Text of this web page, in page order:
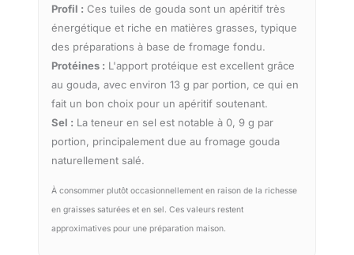
Profil : Ces tuiles de gouda sont un apéritif très
énergétique et riche en matières grasses, typique
des préparations à base de fromage fondu.
Protéines : L'apport protéique est excellent grâce
au gouda, avec environ 13 g par portion, ce qui en
fait un bon choix pour un apéritif soutenant.
Sel : La teneur en sel est notable à 0, 9 g par
portion, principalement due au fromage gouda
naturellement salé.
À consommer plutôt occasionnellement en raison de la richesse
en graisses saturées et en sel. Ces valeurs restent
approximatives pour une préparation maison.